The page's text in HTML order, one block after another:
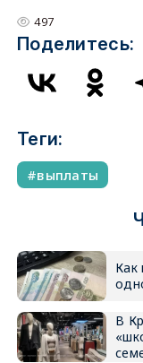
497
Поделитесь:
Теги:
выплаты
Как
В